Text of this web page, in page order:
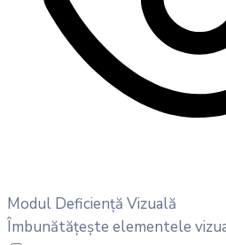
Modul Deficiență Vizuală
Îmbunătățește elementele